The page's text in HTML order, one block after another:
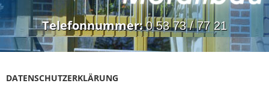
Telefonnummer:0 53 73 / 77 21
DATENSCHUTZERKLÄRUNG